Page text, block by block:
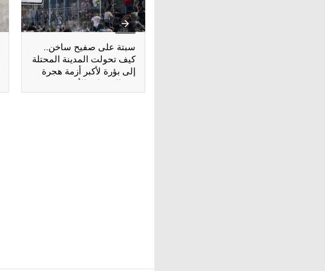
سبتة على صفيح ساخن..
كيف تحولت المدينة المحتلة
إلى بؤرة لأكبر أزمة هجرة
في السنوات الأخيرة؟